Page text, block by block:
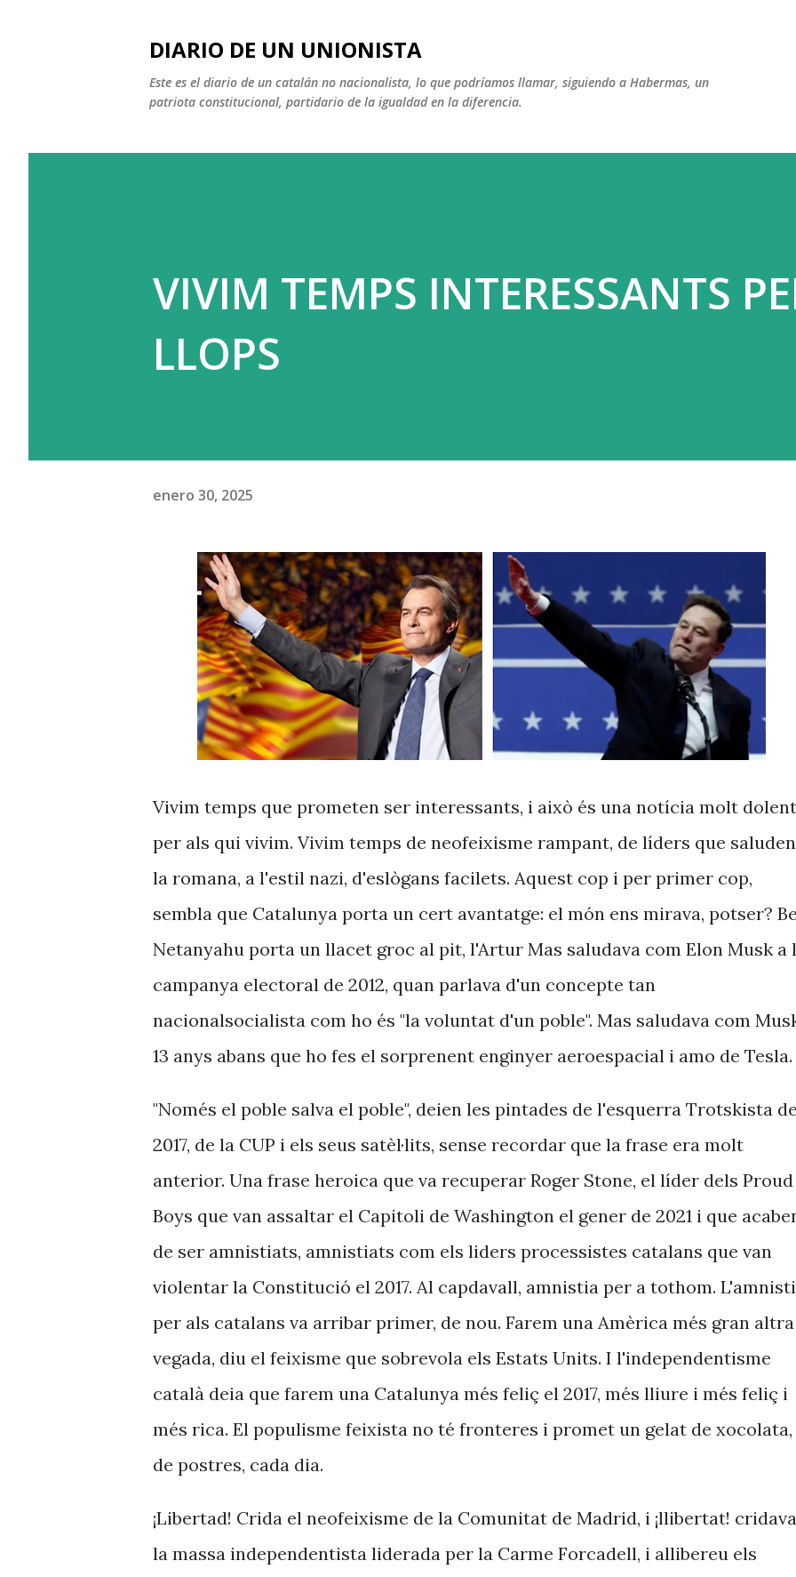
DIARIO DE UN UNIONISTA
Este es el diario de un catalán no nacionalista, lo que podríamos llamar, siguiendo a Habermas, un
patriota constitucional, partidario de la igualdad en la diferencia.
VIVIM TEMPS INTERESSANTS
LLOPS
enero 30, 2025
Vivim temps que prometen ser interessants, i això és una notícia molt
per als qui vivim. Vivim temps de neofeixisme rampant, de líders que
la romana, a l'estil nazi, d'eslògans facilets. Aquest cop i per primer cop,
sembla que Catalunya porta un cert avantatge: el món ens mirava, potser?
Netanyahu porta un llacet groc al pit, l'Artur Mas saludava com Elon Musk a
campanya electoral de 2012, quan parlava d'un concepte tan
nacionalsocialista com ho és "la voluntat d'un poble". Mas saludava com
13 anys abans que ho fes el sorprenent enginyer aeroespacial i amo de Tesla.
"Només el poble salva el poble", deien les pintades de l'esquerra Trotskista
2017, de la CUP i els seus satèl·lits, sense recordar que la frase era molt
anterior. Una frase heroica que va recuperar Roger Stone, el líder dels Proud
Boys que van assaltar el Capitoli de Washington el gener de 2021 i que
de ser amnistiats, amnistiats com els liders processistes catalans que van
violentar la Constitució el 2017. Al capdavall, amnistia per a tothom.
per als catalans va arribar primer, de nou. Farem una Amèrica més gran altra
vegada, diu el feixisme que sobrevola els Estats Units. I l'independentisme
català deia que farem una Catalunya més feliç el 2017, més lliure i més feliç i
més rica. El populisme feixista no té fronteres i promet un gelat de xocolata,
de postres, cada dia.
¡Libertad! Crida el neofeixisme de la Comunitat de Madrid, i ¡llibertat! cridava
la massa independentista liderada per la Carme Forcadell, i allibereu els